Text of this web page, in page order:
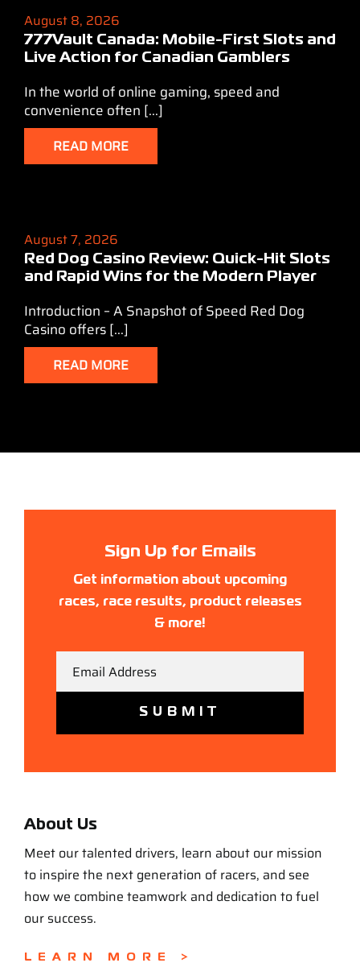
August 8, 2026
777Vault Canada: Mobile‑First Slots and
Live Action for Canadian Gamblers
In the world of online gaming, speed and
convenience often [...]
READ MORE
August 7, 2026
Red Dog Casino Review: Quick‑Hit Slots
and Rapid Wins for the Modern Player
Introduction – A Snapshot of Speed Red Dog
Casino offers [...]
READ MORE
Sign Up for Emails
Get information about upcoming
races, race results, product releases
& more!
About Us
Meet our talented drivers, learn about our mission
to inspire the next generation of racers, and see
how we combine teamwork and dedication to fuel
our success.
LEARN MORE >